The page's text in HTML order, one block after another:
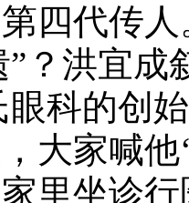
四代传人
”？洪宜成
眼科的创
大家喊他
里坐诊